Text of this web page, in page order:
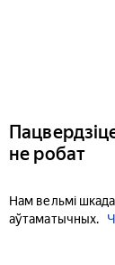
не робат
Нам вельмі
аўтаматычных.